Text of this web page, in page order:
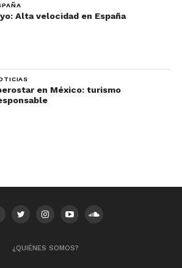
Santa Clara
sustentable
que se trata de un proyecto
estado, Marco Mena, resaltó que
Alta velocidad en España
en México: turismo
¿QUIÉNES SOMOS?